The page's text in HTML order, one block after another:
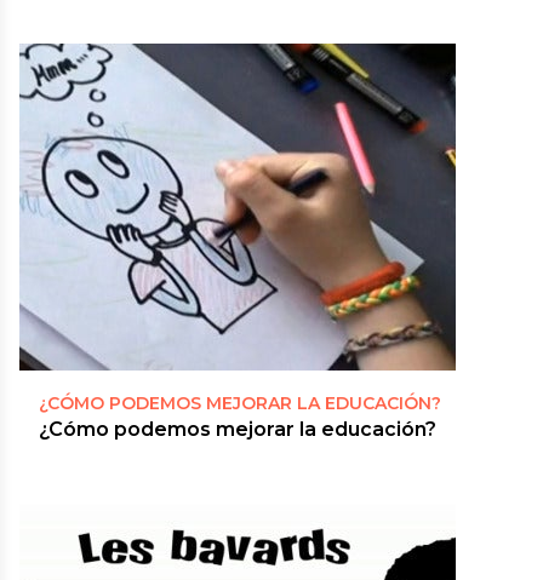
¿CÓMO PODEMOS MEJORAR LA EDUCACIÓN?
¿Cómo podemos mejorar la educación?